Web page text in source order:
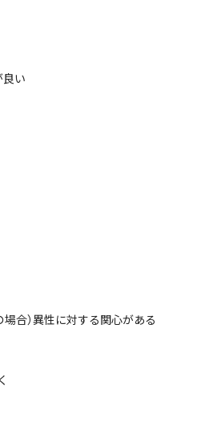
良い
合）異性に対する関心がある